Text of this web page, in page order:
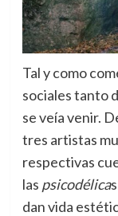
Tal y como
sociales tanto
se veía venir.
tres artistas
respectivas
las psicodélica
dan vida